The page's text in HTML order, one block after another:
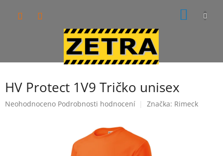
HV Protect 1V9 Tričko unisex
Průměrné
Neohodnoceno Podrobnosti hodnocení Značka: Rimeck